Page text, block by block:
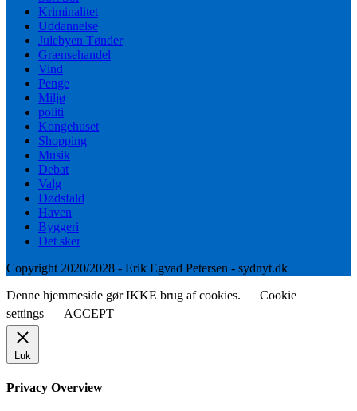
Kriminalitet
Uddannelse
Julebyen Tønder
Grænsehandel
Vind
Penge
Miljø
politi
Kongehuset
Shopping
Musik
Debat
Valg
Dødsfald
Haven
Byggeri
Det sker
Copyright 2020/2028 - Erik Egvad Petersen - sydnyt.dk
Denne hjemmeside gør IKKE brug af cookies.
Cookie
settings
ACCEPT
Luk
Privacy Overview